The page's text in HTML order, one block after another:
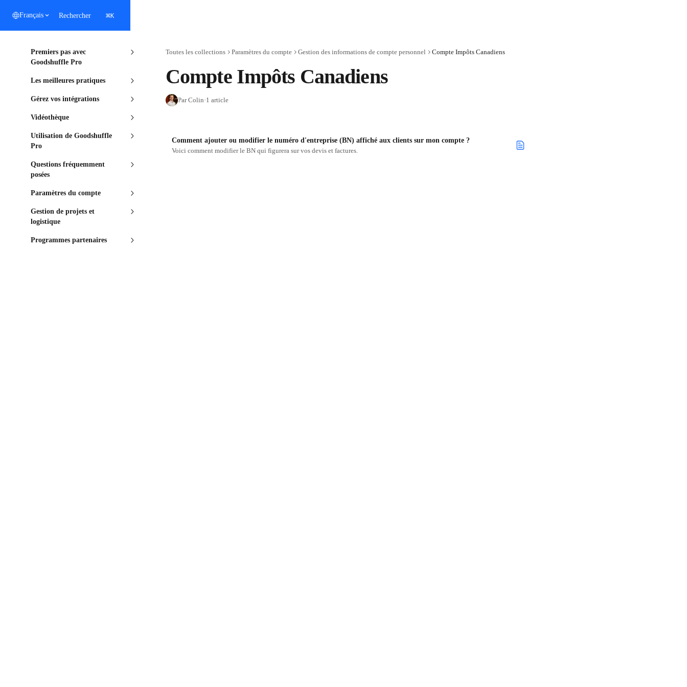
Français Rechercher ⌘K
Premiers pas avec
Goodshuffle Pro
Les meilleures pratiques
Gérez vos intégrations
Vidéothèque
Utilisation de Goodshuffle
Pro
Questions fréquemment
posées
Paramètres du compte
Gestion de projets et
logistique
Programmes partenaires
Toutes les collections Paramètres du compte Gestion des informations de compte personnel Compte Impôts Canadiens
Compte Impôts Canadiens
Par Colin·1 article
Comment ajouter ou modifier le numéro d'entreprise (BN) affiché aux clients sur mon compte ?
Voici comment modifier le BN qui figurera sur vos devis et factures.